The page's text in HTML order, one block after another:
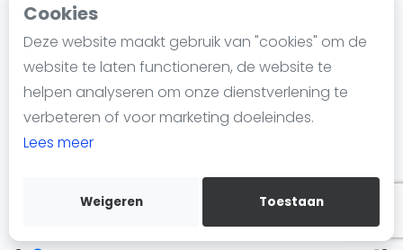
Cookies
Deze website maakt gebruik van "cookies" om de
website te laten functioneren, de website te
helpen analyseren om onze dienstverlening te
verbeteren of voor marketing doeleindes.
Lees meer
Weigeren Toestaan
Informatie
Over ons
Contact
Adverteren
Insights
WhatsApp
Join WhatsApp Community
Faciliteiten
10